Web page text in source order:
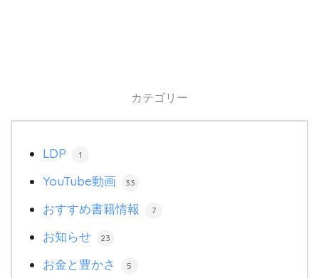
カテゴリー
LDP 1
YouTube動画 33
おすすめ書籍情報 7
お知らせ 23
お金と豊かさ 5